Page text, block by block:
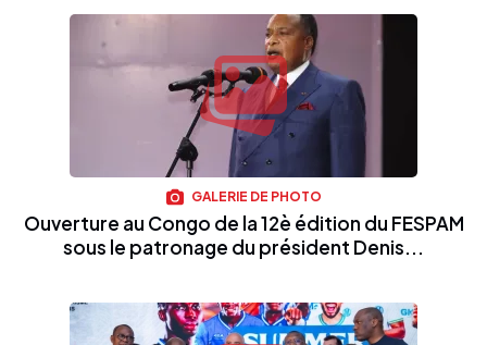
GALERIE DE PHOTO
Ouverture au Congo de la 12è édition du FESPAM
sous le patronage du président Denis...